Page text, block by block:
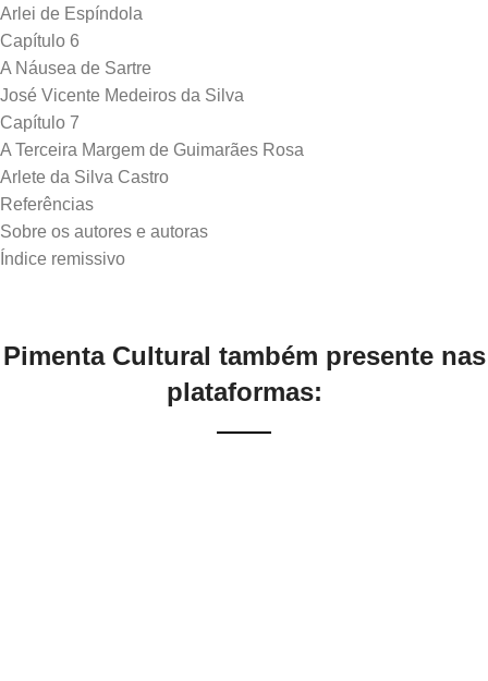
Arlei de Espíndola
Capítulo 6
A Náusea de Sartre
José Vicente Medeiros da Silva
Capítulo 7
A Terceira Margem de Guimarães Rosa
Arlete da Silva Castro
Referências
Sobre os autores e autoras
Pimenta Cultural também presente nas
plataformas: